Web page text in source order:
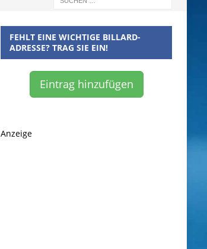
FEHLT EINE WICHTIGE BILLARD-
ADRESSE? TRAG SIE EIN!
Eintrag hinzufügen
Anzeige